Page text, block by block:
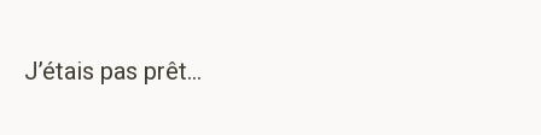
J’étais pas prêt…